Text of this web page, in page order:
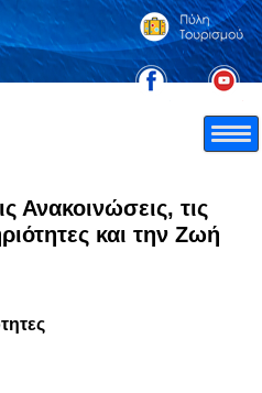
Ανακοινώσεις, τις
και την Ζωή